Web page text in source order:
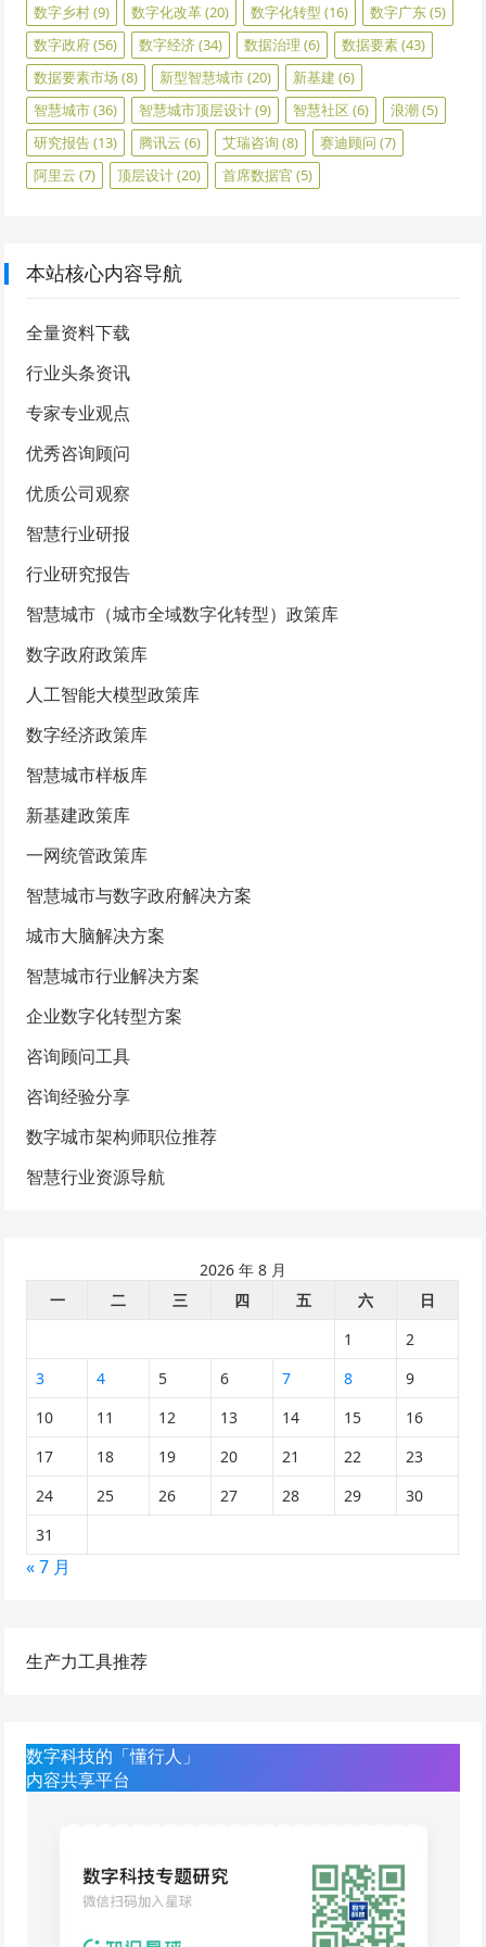
数字乡村(9) 数字化改革(20) 数字化转型 (16) 数字广东(5)
数字政府(56) 数字经济(34) 数据治理 (6) 数据要素(43)
数据要素市场 (8) 新型智慧城市(20) 新基建 (6)
智慧城市(36) 智慧城市顶层设计(9) 智慧社区 (6) 浪潮(5)
研究报告(13) 腾讯云 (6) 艾瑞咨询 (8) 赛迪顾问 (7)
阿里云 (7) 顶层设计(20) 首席数据官 (5)
本站核心内容导航
全量资料下载
行业头条资讯
专家专业观点
优秀咨询顾问
优质公司观察
智慧行业研报
行业研究报告
智慧城市（城市全域数字化转型）政策库
数字政府政策库
人工智能大模型政策库
数字经济政策库
智慧城市样板库
新基建政策库
一网统管政策库
智慧城市与数字政府解决方案
城市大脑解决方案
智慧城市行业解决方案
企业数字化转型方案
咨询顾问工具
咨询经验分享
数字城市架构师职位推荐
智慧行业资源导航
2026 年 8 月
一
二 三 四 五 六
日
1
2
3
4 5 6 7 8
9
10
11 12 13 14 15
16
17
18 19 20 21 22
23
24
25 26 27 28 29
30
31
« 7 月
生产力工具推荐
数字科技的「懂行人」
内容共享平台